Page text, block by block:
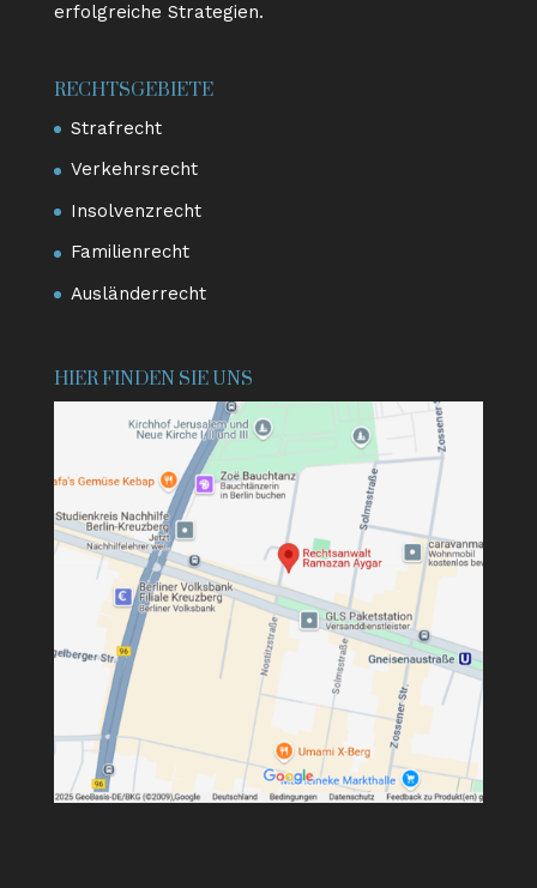
erfolgreiche Strategien.
RECHTSGEBIETE
Strafrecht
Verkehrsrecht
Insolvenzrecht
Familienrecht
Ausländerrecht
HIER FINDEN SIE UNS